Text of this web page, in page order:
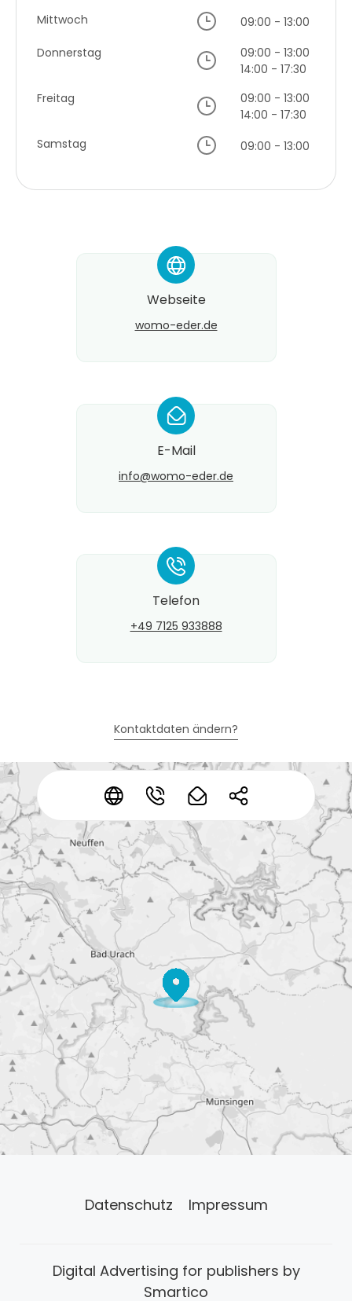
* * * *
Mittwoch
09:00 - 13:00
Donnerstag
09:00 - 13:00
14:00 - 17:30
Freitag
09:00 - 13:00
14:00 - 17:30
Samstag
09:00 - 13:00
*
Webseite
womo-eder.de
*
E-Mail
info@​womo-eder.de
*
Telefon
+49 7125 933888
Kontaktdaten ändern?
Datenschutz Impressum
Digital Advertising for publishers by
Smartico